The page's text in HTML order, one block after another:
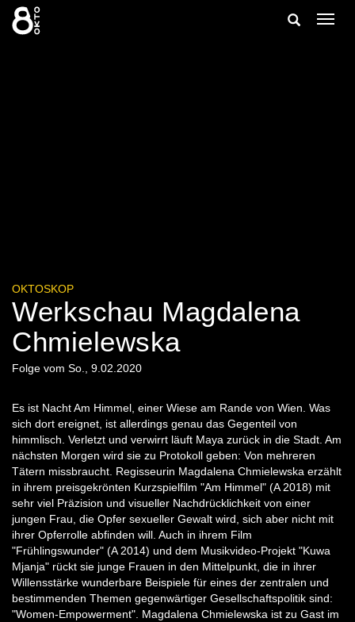
Zum
Inhalt
springen
Suche
OKTOSKOP
Werkschau Magdalena
Chmielewska
Folge vom So., 9.02.2020
Es ist Nacht Am Himmel, einer Wiese am Rande von Wien. Was
sich dort ereignet, ist allerdings genau das Gegenteil von
himmlisch. Verletzt und verwirrt läuft Maya zurück in die Stadt. Am
nächsten Morgen wird sie zu Protokoll geben: Von mehreren
Tätern missbraucht. Regisseurin Magdalena Chmielewska erzählt
in ihrem preisgekrönten Kurzspielfilm "Am Himmel" (A 2018) mit
sehr viel Präzision und visueller Nachdrücklichkeit von einer
jungen Frau, die Opfer sexueller Gewalt wird, sich aber nicht mit
ihrer Opferrolle abfinden will. Auch in ihrem Film
"Frühlingswunder" (A 2014) und dem Musikvideo-Projekt "Kuwa
Mjanja" rückt sie junge Frauen in den Mittelpunkt, die in ihrer
Willensstärke wunderbare Beispiele für eines der zentralen und
bestimmenden Themen gegenwärtiger Gesellschaftspolitik sind:
"Women-Empowerment". Magdalena Chmielewska ist zu Gast im